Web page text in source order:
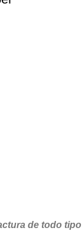
de todo tipo